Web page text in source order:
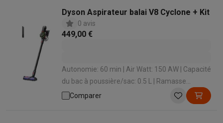
Dyson Aspirateur balai V8 Cyclone + Kit
0 avis
449,00 €
Autonomie: 60 min | Air Watt: 150 AW | Capacité
du bac à poussière/sac: 0.5 L | Ramasse
miettes intégré: Oui | Temps de charge: 240 min
Comparer